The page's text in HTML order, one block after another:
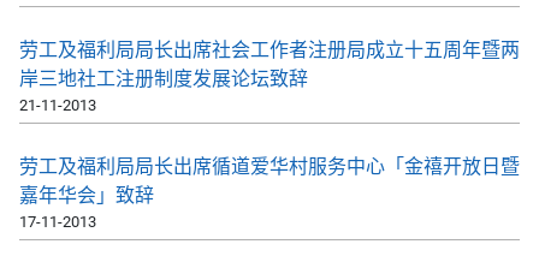
劳工及福利局局长出席社会工作者注册局成立十五周年暨两
岸三地社工注册制度发展论坛致辞
21-11-2013
劳工及福利局局长出席循道爱华村服务中心「金禧开放日暨
嘉年华会」致辞
17-11-2013